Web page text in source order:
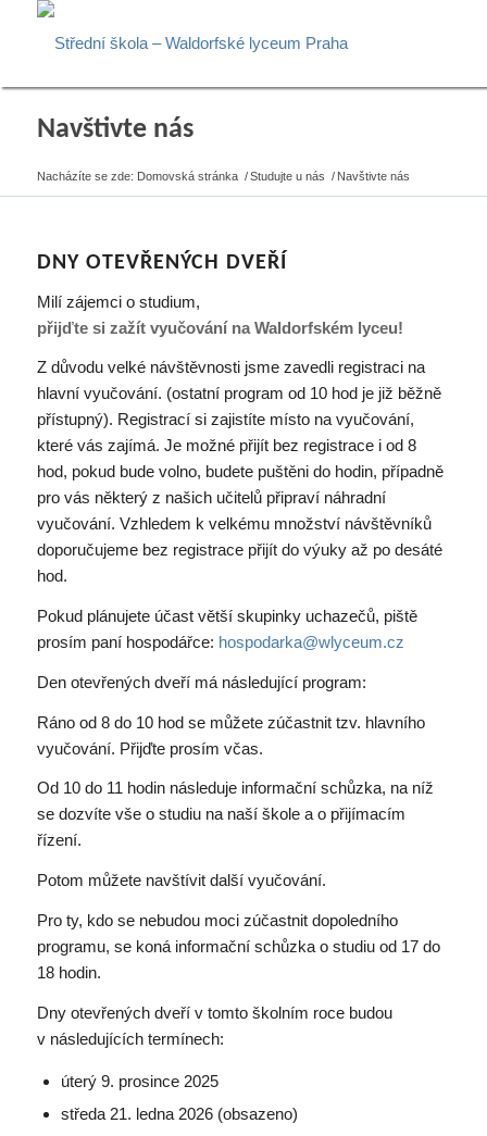
Navštivte nás
Nacházíte se zde: Domovská stránka / Studujte u nás / Navštivte nás
DNY OTEVŘENÝCH DVEŘÍ
Milí zájemci o studium,
přijďte si zažít vyučování na Waldorfském lyceu!
Z důvodu velké návštěvnosti jsme zavedli registraci na
hlavní vyučování. (ostatní program od 10 hod je již běžně
přístupný). Registrací si zajistíte místo na vyučování,
které vás zajímá. Je možné přijít bez registrace i od 8
hod, pokud bude volno, budete puštěni do hodin, případně
pro vás některý z našich učitelů připraví náhradní
vyučování. Vzhledem k velkému množství návštěvníků
doporučujeme bez registrace přijít do výuky až po desáté
hod.
Pokud plánujete účast větší skupinky uchazečů, piště
prosím paní hospodářce: hospodarka@wlyceum.cz
Den otevřených dveří má následující program:
Ráno od 8 do 10 hod se můžete zúčastnit tzv. hlavního
vyučování. Přijďte prosím včas.
Od 10 do 11 hodin následuje informační schůzka, na níž
se dozvíte vše o studiu na naší škole a o přijímacím
řízení.
Potom můžete navštívit další vyučování.
Pro ty, kdo se nebudou moci zúčastnit dopoledního
programu, se koná informační schůzka o studiu od 17 do
18 hodin.
Dny otevřených dveří v tomto školním roce budou
v následujících termínech:
úterý 9. prosince 2025
středa 21. ledna 2026 (obsazeno)